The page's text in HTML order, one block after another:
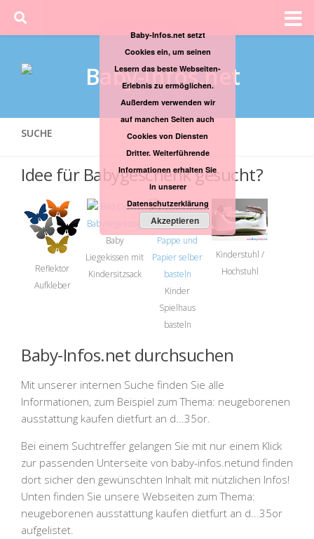
SUCHE
Idee für Babygeschenk gesucht?
Reflektor
Aufkleber
Baby
Liegekissen mit
Kindersitzsack
Kinder
Spielhaus
basteln
Kinderstuhl /
Hochstuhl
Baby-Infos.net durchsuchen
Mit unserer internen Suche finden Sie alle
Informationen, zum Beispiel zum Thema: neugeborenen
ausstattung kaufen dietfurt an d...35or.
Bei einem Suchtreffer gelangen Sie mit nur einem Klick
zur passenden Unterseite von baby-infos.netund finden
dort sicher den gewünschten Inhalt mit nützlichen Infos!
Unten finden Sie unsere Webseiten zum Thema:
neugeborenen ausstattung kaufen dietfurt an d...35or
aufgelistet.
Baby-Infos.net setzt
Cookies ein, um seinen
Lesern das beste Webseiten-
Erlebnis zu ermöglichen.
Außerdem verwenden wir
auf manchen Seiten auch
Cookies von Diensten
Dritter. Weiterführende
Informationen erhalten Sie
in unserer
Datenschutzerklärung
Akzeptieren